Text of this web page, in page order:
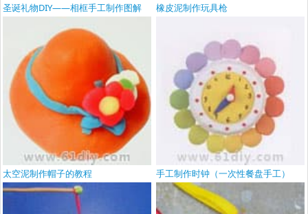
圣诞礼物DIY——相框手工制作图解 橡皮泥制作玩具枪
太空泥制作帽子的教程 手工制作时钟（一次性餐盘手工）